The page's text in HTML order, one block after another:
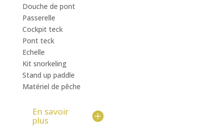
Douche de pont
Passerelle
Cockpit teck
Pont teck
Echelle
Kit snorkeling
Stand up paddle
Matériel de pêche
En savoir
plus